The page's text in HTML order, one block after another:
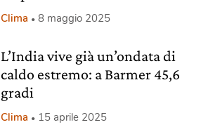
Clima 8 maggio 2025
L’India vive già un’ondata di
caldo estremo: a Barmer 45,6
gradi
Clima 15 aprile 2025